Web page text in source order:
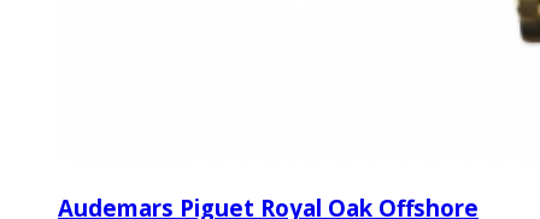
Audemars Piguet Royal Oak Offshore